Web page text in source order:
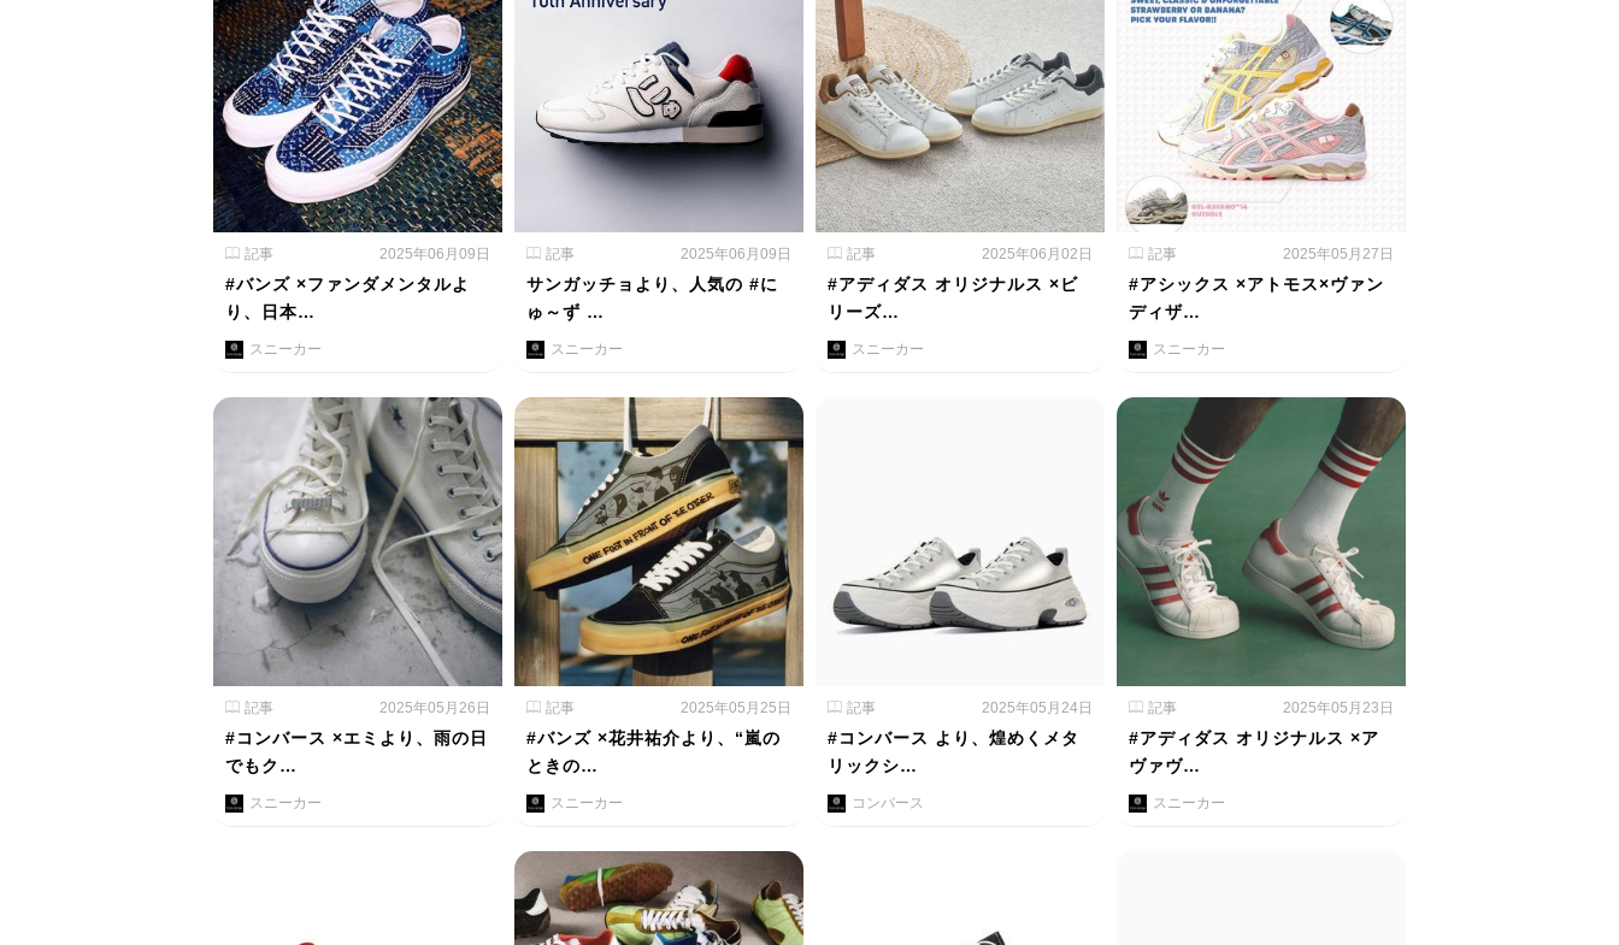
記事 2025年06月09日
#バンズ ×ファンダメンタルよ
り、日本…
スニーカー
記事 2025年06月09日
サンガッチョより、人気の #に
ゅ～ず …
スニーカー
記事 2025年06月02日
#アディダス オリジナルス ×ビ
リーズ…
スニーカー
記事 2025年05月27日
#アシックス ×アトモス×ヴァン
ディザ…
スニーカー
記事 2025年05月26日
#コンバース ×エミより、雨の日
でもク…
スニーカー
記事 2025年05月25日
#バンズ ×花井祐介より、“嵐の
ときの…
スニーカー
記事 2025年05月24日
#コンバース より、煌めくメタ
リックシ…
コンバース
記事 2025年05月23日
#アディダス オリジナルス ×ア
ヴァヴ…
スニーカー